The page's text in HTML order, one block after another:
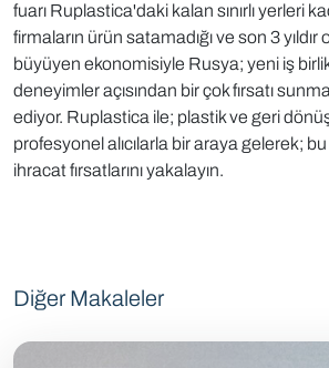
fuarı Ruplastica'daki kalan sınırlı yerleri
firmaların ürün satamadığı ve son 3
büyüyen ekonomisiyle Rusya; yeni iş
deneyimler açısından bir çok fırsatı
ediyor. Ruplastica ile; plastik ve geri
profesyonel alıcılarla bir araya gelerek;
ihracat fırsatlarını yakalayın.
Diğer Makaleler